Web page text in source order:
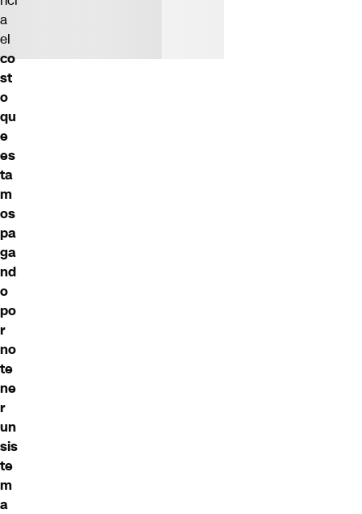
a
el
co
st
o
qu
e
es
ta
m
os
pa
ga
nd
o
po
r
no
te
ne
r
un
sis
te
m
a